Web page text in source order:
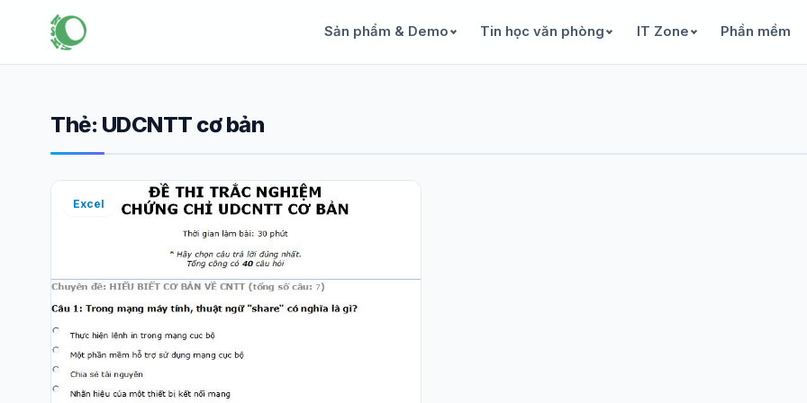
Sản phẩm & Demo Tin học văn phòng IT Zone Phần mềm
Thẻ: UDCNTT cơ bản
Excel